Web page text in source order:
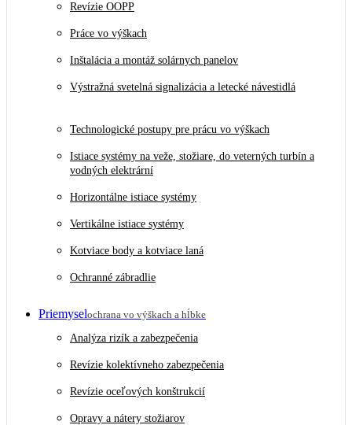
Revízie OOPP
Práce vo výškach
Inštalácia a montáž solárnych panelov
Výstražná svetelná signalizácia a letecké návestidlá
Technologické postupy pre prácu vo výškach
Istiace systémy na veže, stožiare, do veterných turbín a
vodných elektrární
Horizontálne istiace systémy
Vertikálne istiace systémy
Kotviace body a kotviace laná
Ochranné zábradlie
Priemyselochrana vo výškach a hĺbke
Analýza rizík a zabezpečenia
Revízie kolektívneho zabezpečenia
Revízie oceľových konštrukcií
Opravy a nátery stožiarov